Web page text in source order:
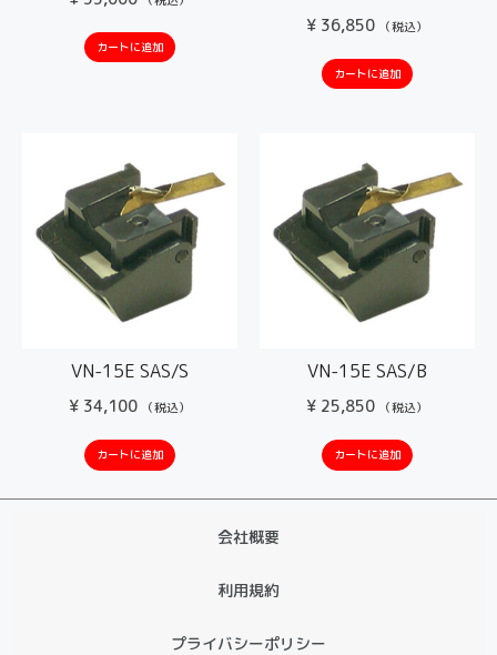
カートに追加
¥ 36,850 （税込）
カートに追加
VN-15E SAS/S
¥ 34,100 （税込）
カートに追加
VN-15E SAS/B
¥ 25,850 （税込）
カートに追加
会社概要
利用規約
プライバシーポリシー